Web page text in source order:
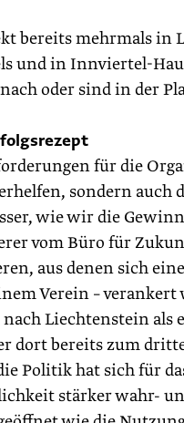
bereits mehrmals in
und in Innviertel-
oder sind in der
für die
sondern auch
wie wir die
vom Büro für
aus denen sich
Verein – verankert
Liechtenstein
dort bereits zum
Politik hat sich für
stärker wahr-